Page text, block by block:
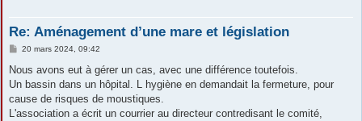
Re: Aménagement d’une mare et législation
M
s
a
g
20 mars 2024, 09:42
Nous avons eut à gérer un cas, avec une différence toutefois.
Un bassin dans un hôpital. L hygiène en demandait la fermeture, pour
cause de risques de moustiques.
L'association a écrit un courrier au directeur contredisant le comité,